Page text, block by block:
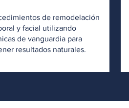
de remodelación
y facial utilizando
de vanguardia para
resultados naturales.